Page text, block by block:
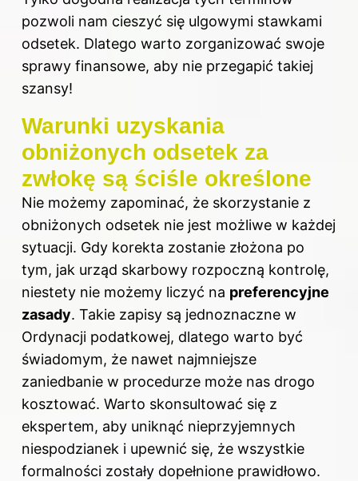
pozwoli nam cieszyć się ulgowymi stawkami
odsetek. Dlatego warto zorganizować swoje
sprawy finansowe, aby nie przegapić takiej
szansy!
Warunki uzyskania
obniżonych odsetek za
zwłokę są ściśle określone
Nie możemy zapominać, że skorzystanie z
obniżonych odsetek nie jest możliwe w każdej
sytuacji. Gdy korekta zostanie złożona po
tym, jak urząd skarbowy rozpoczną kontrolę,
niestety nie możemy liczyć na preferencyjne
zasady. Takie zapisy są jednoznaczne w
Ordynacji podatkowej, dlatego warto być
świadomym, że nawet najmniejsze
zaniedbanie w procedurze może nas drogo
kosztować. Warto skonsultować się z
ekspertem, aby uniknąć nieprzyjemnych
niespodzianek i upewnić się, że wszystkie
formalności zostały dopełnione prawidłowo.